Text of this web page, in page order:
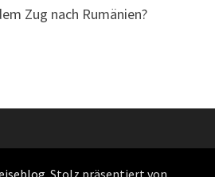
Zug nach Rumänien?